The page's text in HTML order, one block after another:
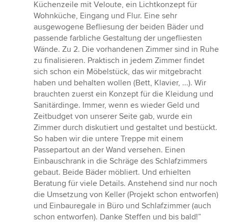
Küchenzeile mit Veloute, ein Lichtkonzept für
Wohnküche, Eingang und Flur. Eine sehr
ausgewogene Befliesung der beiden Bäder und
passende farbliche Gestaltung der ungefliesten
Wände. Zu 2. Die vorhandenen Zimmer sind in Ruhe
zu finalisieren. Praktisch in jedem Zimmer findet
sich schon ein Möbelstück, das wir mitgebracht
haben und behalten wollen (Bett, Klavier, ...). Wir
brauchten zuerst ein Konzept für die Kleidung und
Sanitärdinge. Immer, wenn es wieder Geld und
Zeitbudget von unserer Seite gab, wurde ein
Zimmer durch diskutiert und gestaltet und bestückt.
So haben wir die untere Treppe mit einem
Passepartout an der Wand versehen. Einen
Einbauschrank in die Schräge des Schlafzimmers
gebaut. Beide Bäder möbliert. Und erhielten
Beratung für viele Details. Anstehend sind nur noch
die Umsetzung von Keller (Projekt schon entworfen)
und Einbauregale in Büro und Schlafzimmer (auch
schon entworfen). Danke Steffen und bis bald!”